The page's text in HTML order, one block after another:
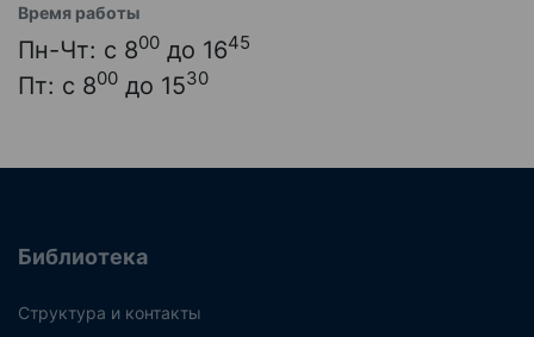
Время работы
Пн-Чт: с 800 до 1645
Пт: с 800 до 1530
Библиотека
Структура и контакты